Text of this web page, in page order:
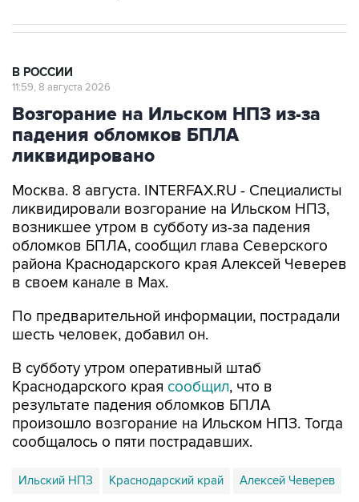
В РОССИИ
11:59, 8 августа 2026
Возгорание на Ильском НПЗ из-за
падения обломков БПЛА
ликвидировано
Москва. 8 августа. INTERFAX.RU - Специалисты
ликвидировали возгорание на Ильском НПЗ,
возникшее утром в субботу из-за падения
обломков БПЛА, сообщил глава Северского
района Краснодарского края Алексей Чеверев
в своем канале в Max.
По предварительной информации, пострадали
шесть человек, добавил он.
В субботу утром оперативный штаб
Краснодарского края сообщил, что в
результате падения обломков БПЛА
произошло возгорание на Ильском НПЗ. Тогда
сообщалось о пяти пострадавших.
Ильский НПЗ Краснодарский край Алексей Чеверев